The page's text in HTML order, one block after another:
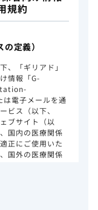
規約
定義）
、「ギリアド」
情報「G-
電子メールを通
ビス（以下、
ブサイト（以
国内の医療関係
正にご使用いた
国外の医療関係
のみご利用くだ